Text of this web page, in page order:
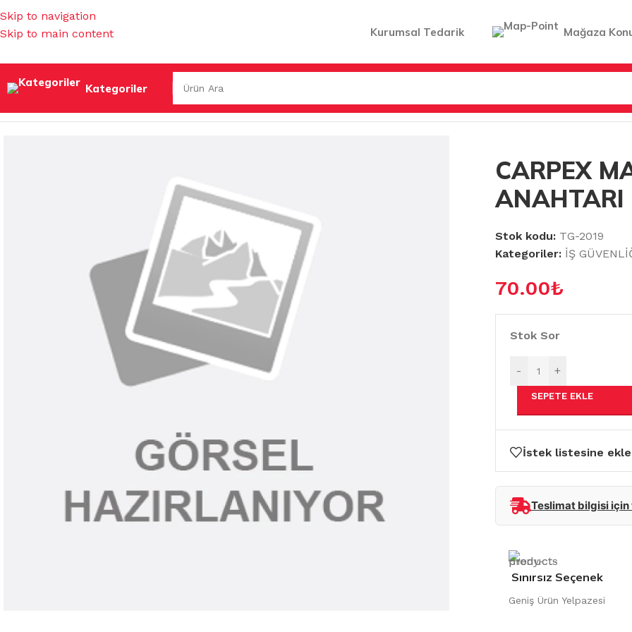
Skip to navigation
Skip to main content
Kurumsal Tedarik Mağaza
Kategoriler
İŞ GÜVENLİĞİ & HIRDAVAT/MUHTELİF HIRDAVAT MALZEMELERİ/CARPEX MAKİNA ANAHTARI
CARPEX
ANAHTARI
Stok kodu: TG-2019
Kategoriler: İŞ
70.00₺
Stok Sor
- +
SEPETE EKLE
İstek listesine ekle
Teslimat bilgisi için
Sınırsız Seçenek
Geniş Ürün Yelpazesi